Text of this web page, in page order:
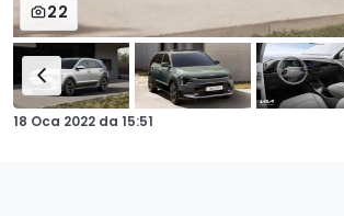
22
18 Oca 2022 da 15:51